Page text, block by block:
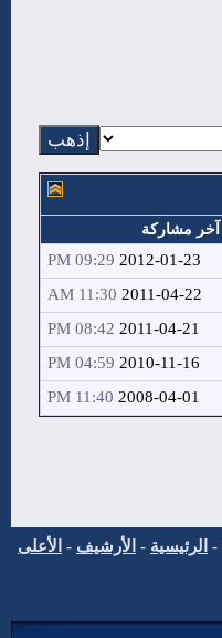
آخر مشاركة
2012-01-23
09:29 PM
2011-04-22
11:30 AM
2011-04-21
08:42 PM
2010-11-16
04:59 PM
2008-04-01
11:40 PM
- الرئيسية - الأرشيف - الأعلى